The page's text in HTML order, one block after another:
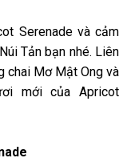
Serenade và cảm
Tản bạn nhé. Liên
chai Mơ Mật Ong và
mới của Apricot